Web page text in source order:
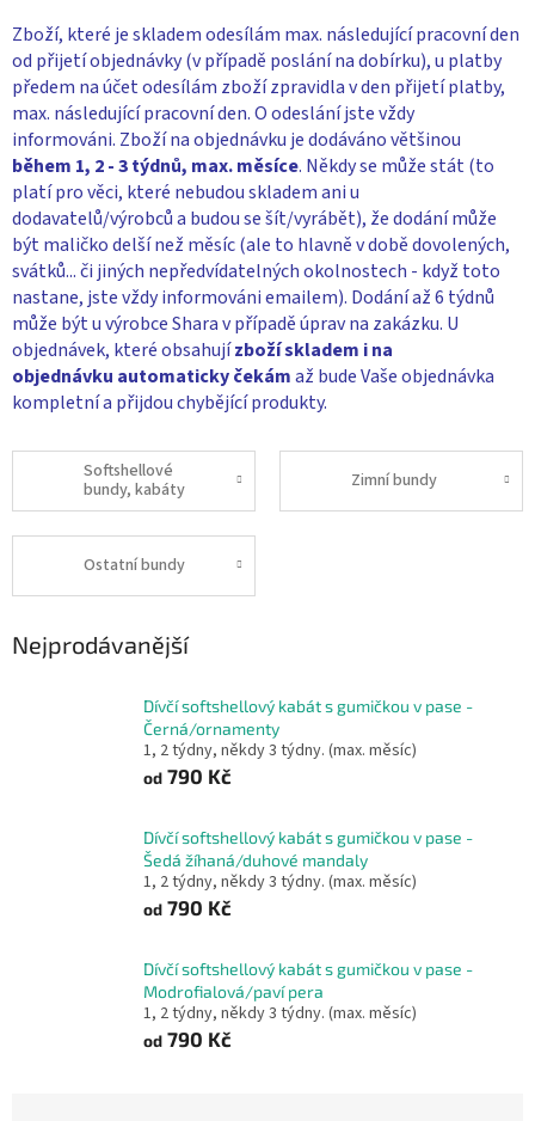
Zboží, které je skladem odesílám max. následující pracovní den
od přijetí objednávky (v případě poslání na dobírku), u platby
předem na účet odesílám zboží zpravidla v den přijetí platby,
max. následující pracovní den. O odeslání jste vždy
informováni. Zboží na objednávku je dodáváno většinou
během 1, 2 - 3 týdnů, max. měsíce. Někdy se může stát (to
platí pro věci, které nebudou skladem ani u
dodavatelů/výrobců a budou se šít/vyrábět), že dodání může
být maličko delší než měsíc (ale to hlavně v době dovolených,
svátků... či jiných nepředvídatelných okolnostech - když toto
nastane, jste vždy informováni emailem). Dodání až 6 týdnů
může být u výrobce Shara v případě úprav na zakázku. U
objednávek, které obsahujízboží skladem i na
objednávku automaticky čekámaž bude Vaše objednávka
kompletní a přijdou chybějící produkty.
Softshellové
bundy, kabáty
Zimní bundy
Ostatní bundy
Nejprodávanější
Dívčí softshellový kabát s gumičkou v pase -
Černá/ornamenty
1, 2 týdny, někdy 3 týdny. (max. měsíc)
od 790 Kč
Dívčí softshellový kabát s gumičkou v pase -
Šedá žíhaná/duhové mandaly
1, 2 týdny, někdy 3 týdny. (max. měsíc)
od 790 Kč
Dívčí softshellový kabát s gumičkou v pase -
Modrofialová/paví pera
1, 2 týdny, někdy 3 týdny. (max. měsíc)
od 790 Kč